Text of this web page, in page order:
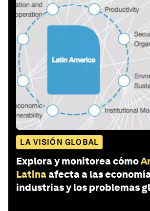
LA VISIÓN GLOBAL
Explora y monitorea cómo
Latinaafecta a las
industrias y los problemas